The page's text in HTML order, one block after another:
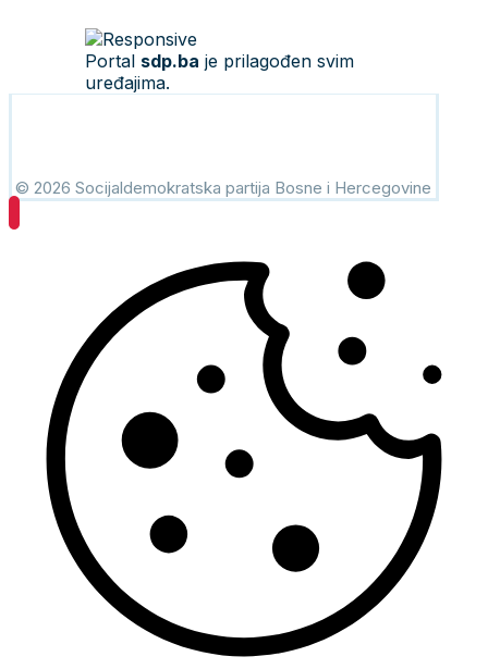
Portal sdp.ba je prilagođen svim
uređajima.
© 2026 Socijaldemokratska partija Bosne i Hercegovine